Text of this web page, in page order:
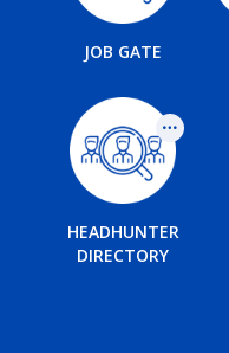
JOB GATE
HEADHUNTER
DIRECTORY